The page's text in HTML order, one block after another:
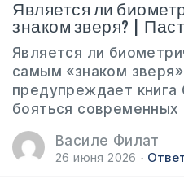
Является ли
знаком зверя? |
Является ли
самым «знаком
предупреждает
бояться современных
Василе Филат
26 июня 2026